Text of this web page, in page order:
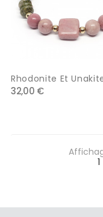
Rhodonite Et
32,00 €
1